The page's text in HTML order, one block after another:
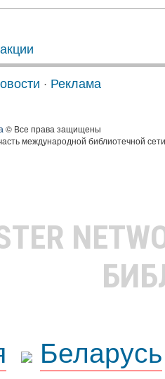
· Реклама
© Все права защищены
международной библиотечной
Беларусь